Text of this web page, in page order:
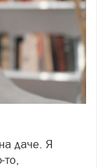
даче. Я
то,